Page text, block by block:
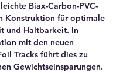
Biax-Carbon-PVC-
Konstruktion für optimale
und Haltbarkeit. In
mit den neuen
Tracks führt dies zu
Gewichtseinsparungen.